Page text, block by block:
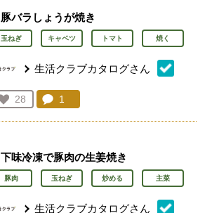
豚バラしょうが焼き
玉ねぎ キャベツ トマト 焼く
生活クラブカタログさん
お気に入り登録：
28
人が登録
コメント：
1
下味冷凍で豚肉の生姜焼き
豚肉 玉ねぎ 炒める 主菜
生活クラブカタログさん